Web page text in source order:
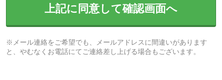
上記に同意して確認画面へ
※メール連絡をご希望でも、メールアドレスに間違いがあります
と、やむなくお電話にてご連絡差し上げる場合もございます。